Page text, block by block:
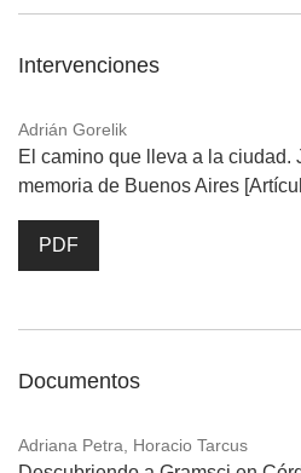
Intervenciones
Adrián Gorelik
El camino que lleva a la ciudad.
memoria de Buenos Aires
PDF
Documentos
Adriana Petra, Horacio Tarcus